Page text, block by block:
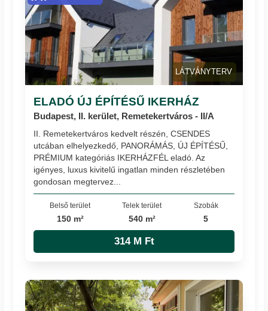
LÁTVÁNYTERV
ELADÓ ÚJ ÉPÍTÉSŰ IKERHÁZ
Budapest, II. kerület, Remetekertváros - II/A
II. Remetekertváros kedvelt részén, CSENDES
utcában elhelyezkedő, PANORÁMÁS, ÚJ ÉPÍTÉSŰ,
PRÉMIUM kategóriás IKERHÁZFÉL eladó. Az
igényes, luxus kivitelű ingatlan minden részletében
gondosan megtervez...
Belső terület
150 m²
Telek terület
540 m²
Szobák
5
314 M Ft